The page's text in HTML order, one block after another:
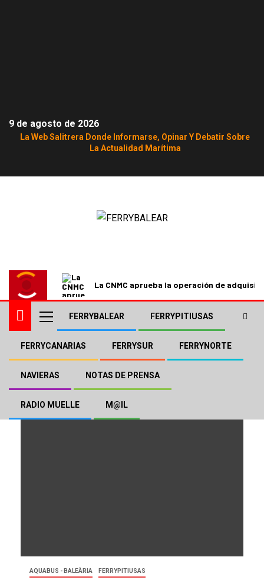
9 de agosto de 2026
La Web Salitrera Donde Informarse, Opinar Y Debatir Sobre
La Actualidad Marítima
La CNMC aprueba la operación de
FERRYBALEAR FERRYPITIUSAS
FERRYCANARIAS FERRYSUR FERRYNORTE
NAVIERAS NOTAS DE PRENSA
RADIO MUELLE M@IL
Figueretas
AQUABUS - BALEÀRIA FERRYPITIUSAS